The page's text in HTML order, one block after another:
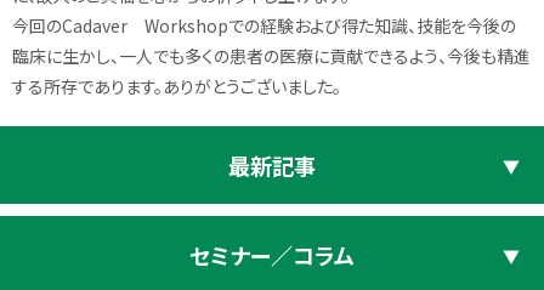
今回のCadaver Workshopでの経験および得た知識、技能を今後の
臨床に生かし、一人でも多くの患者の医療に貢献できるよう、今後も精進
する所存であります。ありがとうございました。
最新記事
セミナー／コラム